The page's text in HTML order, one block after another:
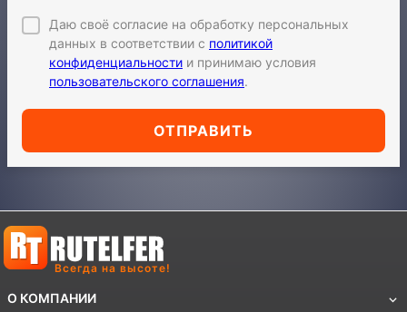
Даю своё согласие на обработку персональных
данных в соответствии с политикой
конфиденциальности и принимаю условия
пользовательского соглашения.
ОТПРАВИТЬ
О КОМПАНИИ
Всегда на высоте!